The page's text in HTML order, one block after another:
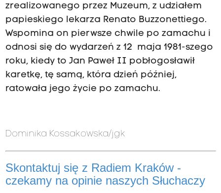
zrealizowanego przez Muzeum, z udziałem
papieskiego lekarza Renato Buzzonettiego.
Wspomina on pierwsze chwile po zamachu i
odnosi się do wydarzeń z 12 maja 1981-szego
roku, kiedy to Jan Paweł II pobłogosławił
karetkę, tę samą, która dzień później,
ratowała jego życie po zamachu.
Dominika Kossakowska/jgk
Skontaktuj się z Radiem Kraków -
czekamy na opinie naszych Słuchaczy